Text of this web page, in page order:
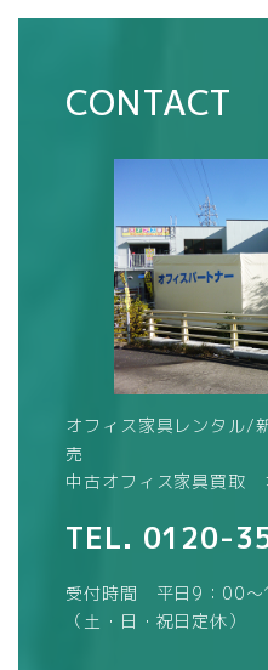
CONTACT
オフィス家具レンタル/
売
中古オフィス家具買取
TEL. 0120-
受付時間 平日9：00
（土・日・祝日定休）